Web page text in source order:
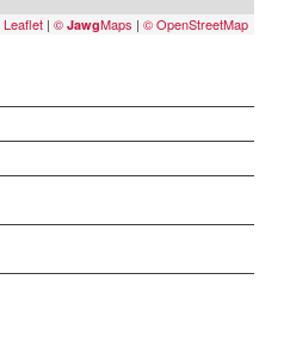
Leaflet | © JawgMaps | © OpenStreetMap